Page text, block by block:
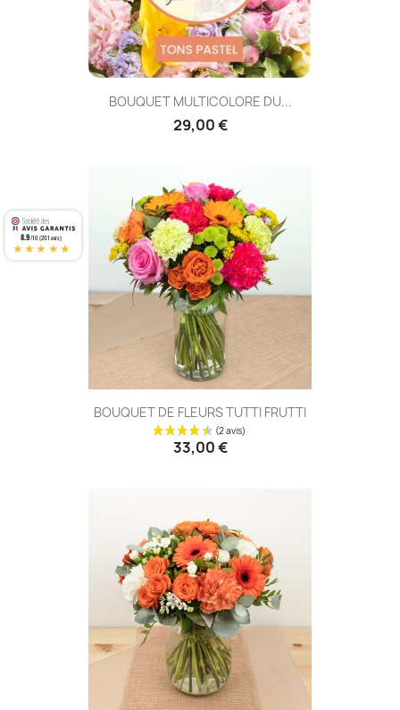
BOUQUET MULTICOLORE DU...
29,00 €
BOUQUET DE FLEURS TUTTI FRUTTI
33,00 €
8.9/10 (201 avis)
★★★★★